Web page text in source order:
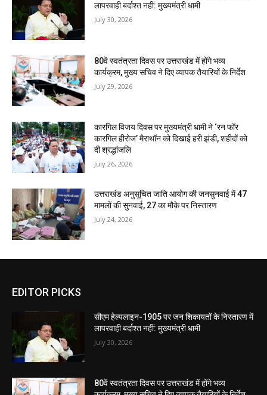
लापरवाही बर्दाश्त नहीं: मुख्यमंत्री धामी
July 30, 2026
80वें स्वतंत्रता दिवस पर उत्तराखंड में होंगे भव्य
कार्यक्रम, मुख्य सचिव ने दिए व्यापक तैयारियों के निर्देश
July 29, 2026
कारगिल विजय दिवस पर मुख्यमंत्री धामी ने ‘रन फॉर
कारगिल हीरोज’ मैराथॉन को दिखाई हरी झंडी, शहीदों को
दी श्रद्धांजलि
July 26, 2026
उत्तराखंड अनुसूचित जाति आयोग की जनसुनवाई में 47
मामलों की सुनवाई, 27 का मौके पर निस्तारण
July 24, 2026
EDITOR PICKS
सीएम हेल्पलाइन-1905 पर जन शिकायतों के निस्तारण में
लापरवाही बर्दाश्त नहीं: मुख्यमंत्री धामी
July 30, 2026
80वें स्वतंत्रता दिवस पर उत्तराखंड में होंगे भव्य